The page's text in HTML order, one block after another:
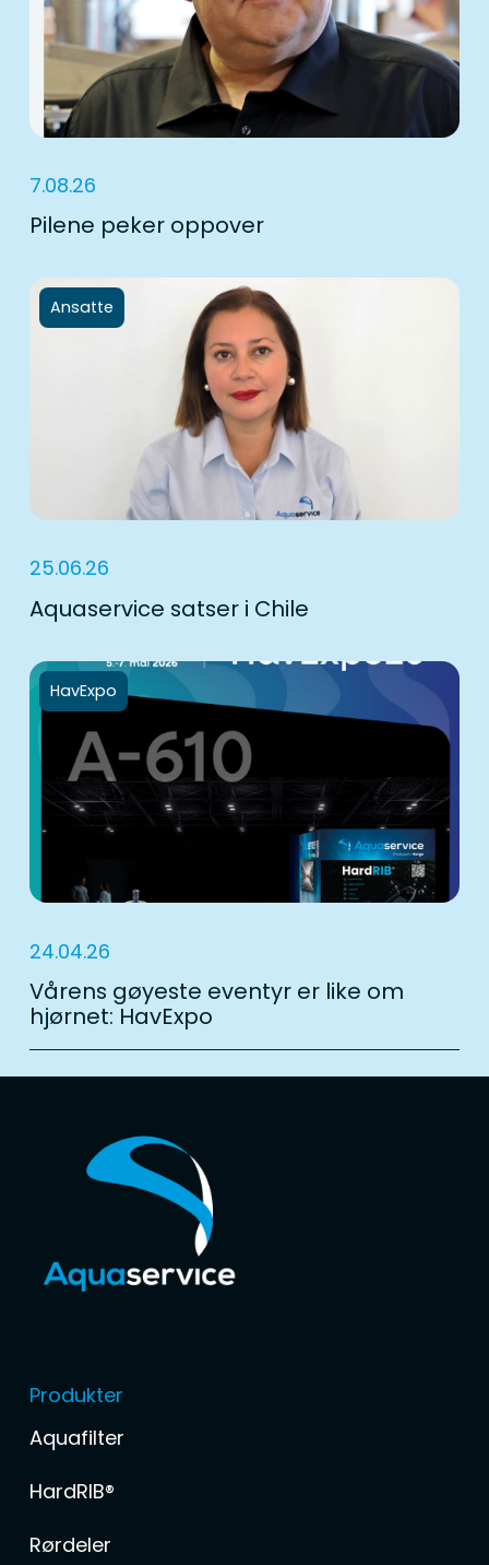
7.08.26
Pilene peker oppover
Ansatte
25.06.26
Aquaservice satser i Chile
HavExpo
24.04.26
Vårens gøyeste eventyr er like om
hjørnet: HavExpo
Produkter
Aquafilter
HardRIB®
Rørdeler